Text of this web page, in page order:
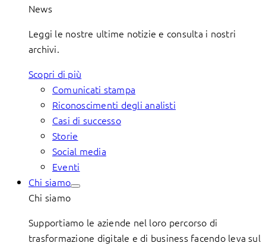
News
Leggi le nostre ultime notizie e consulta i nostri
archivi.
Scopri di più
Comunicati stampa
Riconoscimenti degli analisti
Casi di successo
Storie
Social media
Eventi
Chi siamo
Chi siamo
Supportiamo le aziende nel loro percorso di
trasformazione digitale e di business facendo leva sul